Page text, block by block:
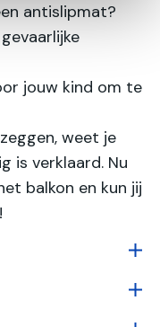
antislipmat?
jouw kind om te
weet je
is verklaard. Nu
balkon en kun jij